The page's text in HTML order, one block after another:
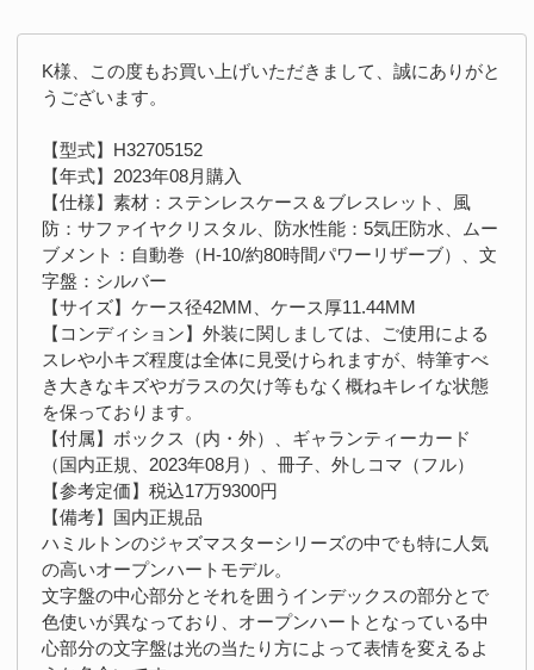
K様、この度もお買い上げいただきまして、誠にありがと
うございます。
【型式】H32705152
【年式】2023年08月購入
【仕様】素材：ステンレスケース＆ブレスレット、風
防：サファイヤクリスタル、防水性能：5気圧防水、ムー
ブメント：自動巻（H-10/約80時間パワーリザーブ）、文
字盤：シルバー
【サイズ】ケース径42MM、ケース厚11.44MM
【コンディション】外装に関しましては、ご使用による
スレや小キズ程度は全体に見受けられますが、特筆すべ
き大きなキズやガラスの欠け等もなく概ねキレイな状態
を保っております。
【付属】ボックス（内・外）、ギャランティーカード
（国内正規、2023年08月）、冊子、外しコマ（フル）
【参考定価】税込17万9300円
【備考】国内正規品
ハミルトンのジャズマスターシリーズの中でも特に人気
の高いオープンハートモデル。
文字盤の中心部分とそれを囲うインデックスの部分とで
色使いが異なっており、オープンハートとなっている中
心部分の文字盤は光の当たり方によって表情を変えるよ